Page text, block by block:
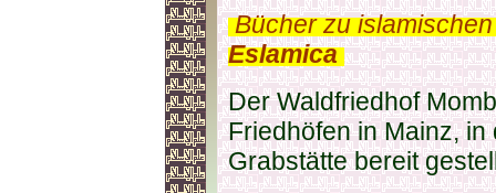
.Bücher zu
Eslamica.
Der Waldfriedhof
Friedhöfen in Mainz,
Grabstätte bereit